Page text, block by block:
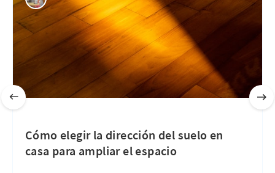
Cómo elegir la dirección del suelo en
casa para ampliar el espacio